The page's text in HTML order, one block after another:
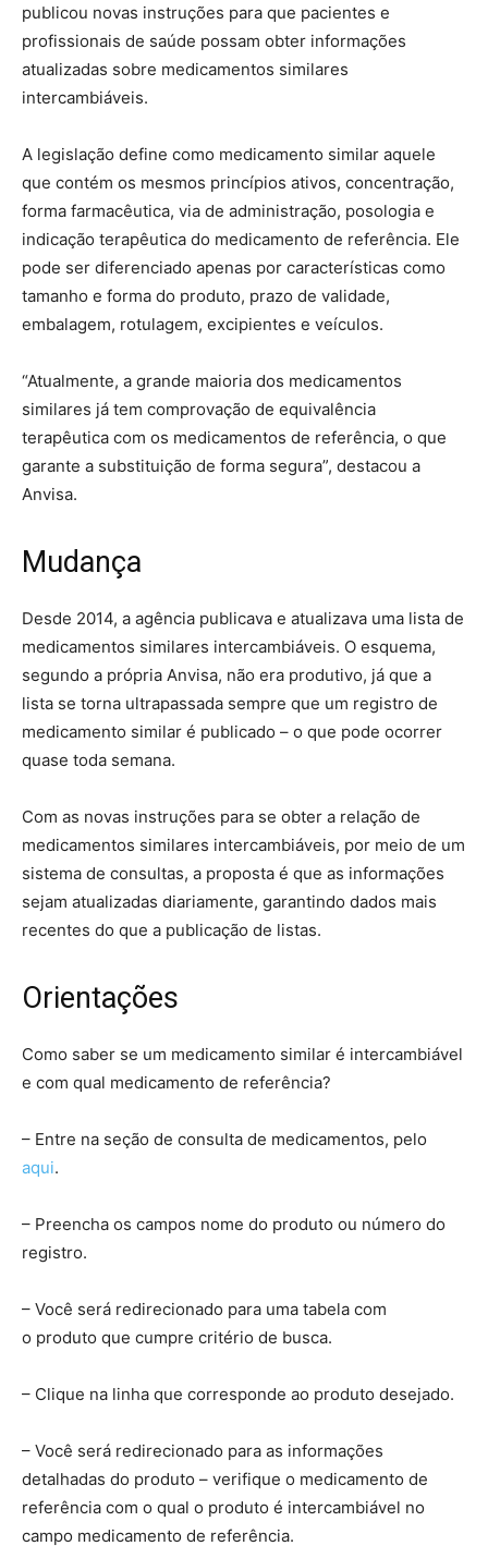
publicou novas instruções para que pacientes e
profissionais de saúde possam obter informações
atualizadas sobre medicamentos similares
intercambiáveis.
A legislação define como medicamento similar aquele
que contém os mesmos princípios ativos, concentração,
forma farmacêutica, via de administração, posologia e
indicação terapêutica do medicamento de referência. Ele
pode ser diferenciado apenas por características como
tamanho e forma do produto, prazo de validade,
embalagem, rotulagem, excipientes e veículos.
“Atualmente, a grande maioria dos medicamentos
similares já tem comprovação de equivalência
terapêutica com os medicamentos de referência, o que
garante a substituição de forma segura”, destacou a
Anvisa.
Mudança
Desde 2014, a agência publicava e atualizava uma lista de
medicamentos similares intercambiáveis. O esquema,
segundo a própria Anvisa, não era produtivo, já que a
lista se torna ultrapassada sempre que um registro de
medicamento similar é publicado – o que pode ocorrer
quase toda semana.
Com as novas instruções para se obter a relação de
medicamentos similares intercambiáveis, por meio de um
sistema de consultas, a proposta é que as informações
sejam atualizadas diariamente, garantindo dados mais
recentes do que a publicação de listas.
Orientações
Como saber se um medicamento similar é intercambiável
e com qual medicamento de referência?
– Entre na seção de consulta de medicamentos, pelo
aqui.
– Preencha os campos nome do produto ou número do
registro.
– Você será redirecionado para uma tabela com
o produto que cumpre critério de busca.
– Clique na linha que corresponde ao produto desejado.
– Você será redirecionado para as informações
detalhadas do produto – verifique o medicamento de
referência com o qual o produto é intercambiável no
campo medicamento de referência.